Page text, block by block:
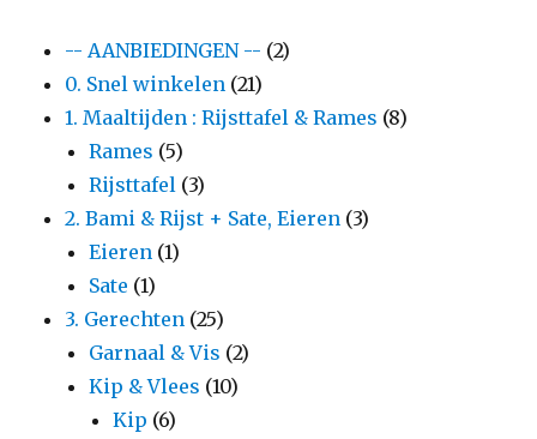
-- AANBIEDINGEN -- (2)
0. Snel winkelen (21)
1. Maaltijden : Rijsttafel & Rames (8)
Rames (5)
Rijsttafel (3)
2. Bami & Rijst + Sate, Eieren (3)
Eieren (1)
Sate (1)
3. Gerechten (25)
Garnaal & Vis (2)
Kip & Vlees (10)
Kip (6)